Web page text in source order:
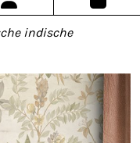
indische